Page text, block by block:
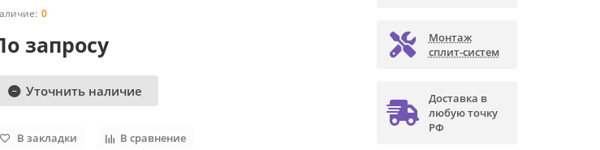
0
запросу
Уточнить наличие
В закладки В сравнение
Монтаж
сплит-систем
Доставка в
любую точку
РФ